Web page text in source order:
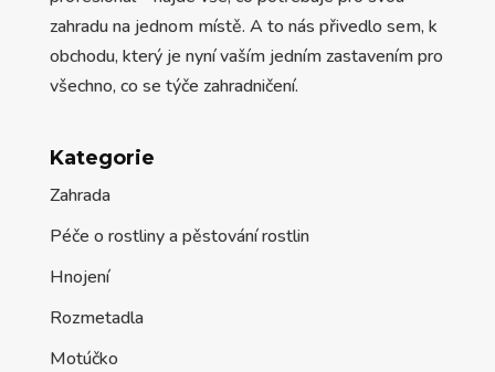
zahradu na jednom místě. A to nás přivedlo sem, k
obchodu, který je nyní vaším jedním zastavením pro
všechno, co se týče zahradničení.
Kategorie
Zahrada
Péče o rostliny a pěstování rostlin
Hnojení
Rozmetadla
Motúčko